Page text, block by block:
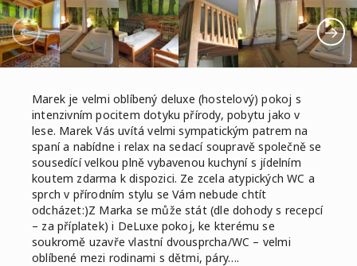
Marek je velmi oblíbený deluxe (hostelový) pokoj s
intenzivním pocitem dotyku přírody, pobytu jako v
lese. Marek Vás uvítá velmi sympatickým patrem na
spaní a nabídne i relax na sedací soupravě společně se
sousedící velkou plně vybavenou kuchyní s jídelním
koutem zdarma k dispozici. Ze zcela atypických WC a
sprch v přírodním stylu se Vám nebude chtít
odcházet:)Z Marka se může stát (dle dohody s recepcí
– za příplatek) i DeLuxe pokoj, ke kterému se
soukromě uzavře vlastní dvousprcha/WC – velmi
oblíbené mezi rodinami s dětmi, páry….